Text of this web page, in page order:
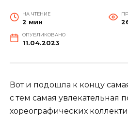
НА ЧТЕНИЕ
2 мин
ОПУБЛИКОВАНО
11.04.2023
Вот и подошла к концу
с тем самая увлекательная
хореографических